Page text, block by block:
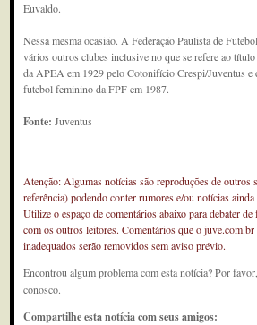
Euvaldo.
Nessa mesma ocasião. A Federação Paulista de
vários outros clubes inclusive no que se refere ao título
da APEA em 1929 pelo Cotonifício Crespi/Juventus e
futebol feminino da FPF em 1987.
Fonte:Juventus
Atenção: Algumas notícias são reproduções de outros
referência) podendo conter rumores e/ou notícias
Utilize o espaço de comentários abaixo para debater
com os outros leitores. Comentários que o
inadequados serão removidos sem aviso prévio.
Encontrou algum problema com esta notícia? Por
conosco.
Compartilhe esta notícia com seus amigos: